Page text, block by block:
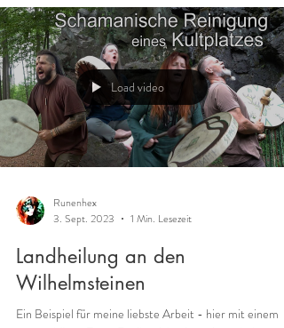
bei der Runenhex
Weil es immer wieder Fragen gibt.... Wie komm ich denn
in den Online-Kurs? Ich hab Euch mal dazu ein Video
gemacht - wie kommt man mit...
Load video